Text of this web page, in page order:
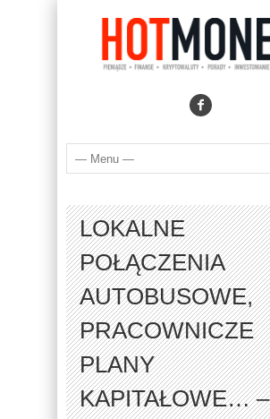
LOKALNE
POŁĄCZENIA
AUTOBUSOWE,
PRACOWNICZE
PLANY
KAPITAŁOWE… –